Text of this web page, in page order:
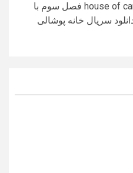
دانلود سریال خانه پوشالی house of cards فصل سوم با
سریال خانه پوشالی